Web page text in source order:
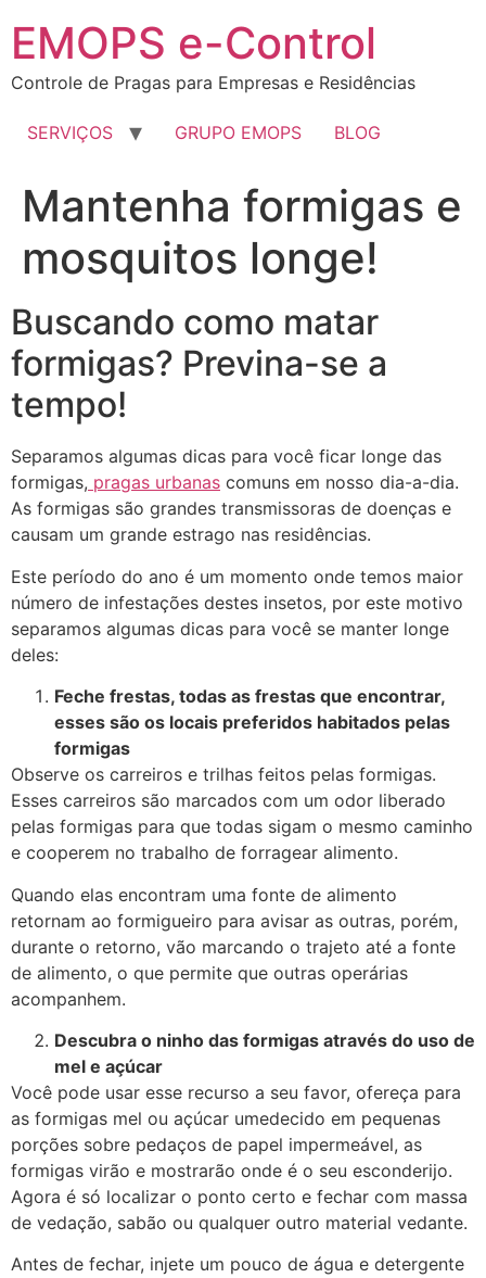
EMOPS e-Control
Controle de Pragas para Empresas e Residências
SERVIÇOS GRUPO EMOPS BLOG
Mantenha formigas e
mosquitos longe!
Buscando como matar
formigas? Previna-se a
tempo!
Separamos algumas dicas para você ficar longe das
formigas, pragas urbanas comuns em nosso dia-a-dia.
As formigas são grandes transmissoras de doenças e
causam um grande estrago nas residências.
Este período do ano é um momento onde temos maior
número de infestações destes insetos, por este motivo
separamos algumas dicas para você se manter longe
deles:
Feche frestas, todas as frestas que encontrar,
esses são os locais preferidos habitados pelas
formigas
Observe os carreiros e trilhas feitos pelas formigas.
Esses carreiros são marcados com um odor liberado
pelas formigas para que todas sigam o mesmo caminho
e cooperem no trabalho de forragear alimento.
Quando elas encontram uma fonte de alimento
retornam ao formigueiro para avisar as outras, porém,
durante o retorno, vão marcando o trajeto até a fonte
de alimento, o que permite que outras operárias
acompanhem.
Descubra o ninho das formigas através do uso de
mel e açúcar
Você pode usar esse recurso a seu favor, ofereça para
as formigas mel ou açúcar umedecido em pequenas
porções sobre pedaços de papel impermeável, as
formigas virão e mostrarão onde é o seu esconderijo.
Agora é só localizar o ponto certo e fechar com massa
de vedação, sabão ou qualquer outro material vedante.
Antes de fechar, injete um pouco de água e detergente